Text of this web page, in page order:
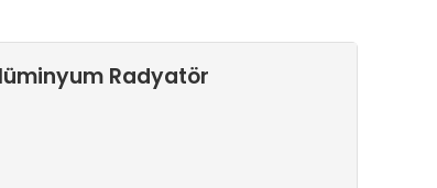
Radyatör